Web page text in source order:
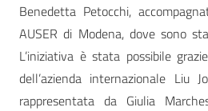
Benedetta Petocchi,
AUSER di Modena, dove sono
L’iniziativa è stata possibile
dell’azienda internazionale Liu
rappresentata da Giulia